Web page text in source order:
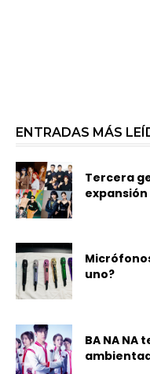
ENTRADAS MÁS
Tercera
expansión
uno?
BA NA NA